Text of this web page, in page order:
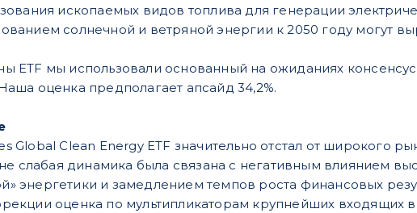
ископаемых видов топлива для генерации
солнечной и ветряной энергии к 2050 году могут
ETF мы использовали основанный на ожиданиях
оценка предполагает апсайд 34,2%.
Clean Energy ETF значительно отстал от широкого
слабая динамика была связана с негативным влиянием
энергетики и замедлением темпов роста финансовых
оценка по мультипликаторам крупнейших входящих